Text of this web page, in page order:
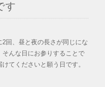
す
回、昼と夜の長さが同じにな
んな日にお参りすることで
てくださいと願う日です。